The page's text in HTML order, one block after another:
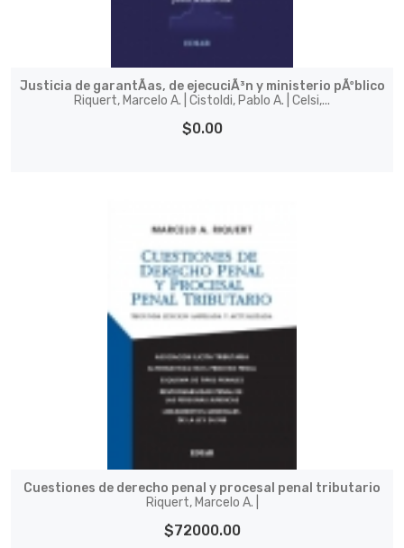
Justicia de garantÃ­as, de ejecuciÃ³n y ministerio pÃºblico
Riquert, Marcelo A. | Cistoldi, Pablo A. | Celsi,...
$0.00
Cuestiones de derecho penal y procesal penal tributario
Riquert, Marcelo A. |
$72000.00